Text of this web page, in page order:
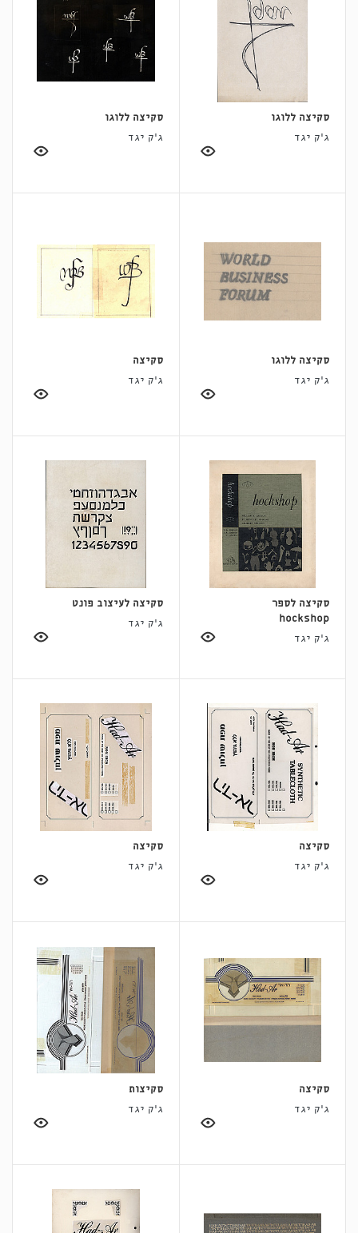
סקיצה ללוגו
ג'ק יגד
סקיצה ללוגו
ג'ק יגד
סקיצה ללוגו
ג'ק יגד
סקיצה
ג'ק יגד
סקיצה לספר
hockshop
ג'ק יגד
סקיצה לעיצוב פונט
ג'ק יגד
סקיצה
ג'ק יגד
סקיצה
ג'ק יגד
סקיצה
ג'ק יגד
סקיצות
ג'ק יגד